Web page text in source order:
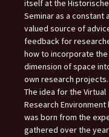
itself at the
Seminar as a constant
valued source of
feedback for
how to incorporate the
dimension of space
own research projects.
The idea for the Virtual
Research Environment
was born from the
gathered over the